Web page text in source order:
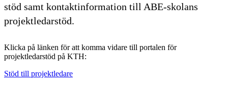
stöd samt kontaktinformation till ABE-skolans
projektledarstöd.
Klicka på länken för att komma vidare till portalen för
projektledarstöd på KTH:
Stöd till projektledare